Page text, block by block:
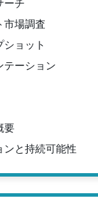
ーチ
市場調査
ョット
テーション
要
ンと持続可能性